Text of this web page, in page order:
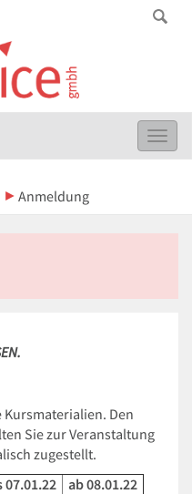
Anmeldung
Den
Sie zur Veranstaltung
zugestellt.
07.01.22
ab 08.01.22